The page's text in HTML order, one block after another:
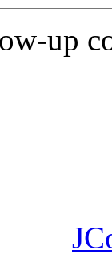
up